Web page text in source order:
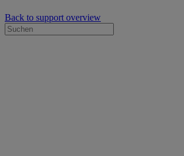
Back to support overview